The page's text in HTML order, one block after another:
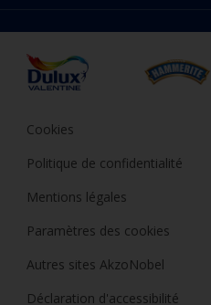
Conditions Générales de Vente
Où jeter son pot de peinture ?
Plan du site
Durabilité
Cookies
Politique de confidentialité
Mentions légales
Paramètres des cookies
Autres sites AkzoNobel
Déclaration d'accessibilité